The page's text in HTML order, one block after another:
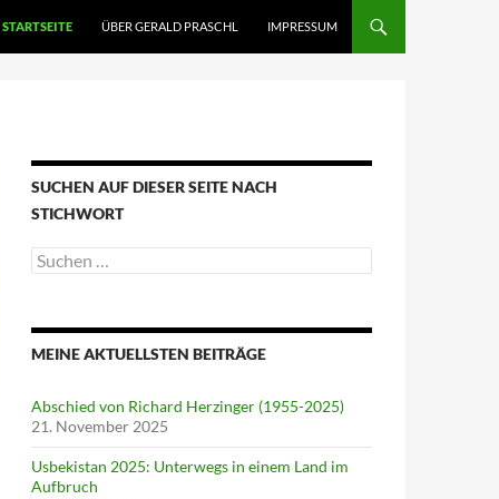
STARTSEITE ÜBER GERALD PRASCHL IMPRESSUM
SUCHEN AUF DIESER SEITE NACH
STICHWORT
Suche
nach:
MEINE AKTUELLSTEN BEITRÄGE
Abschied von Richard Herzinger (1955-2025)
21. November 2025
Usbekistan 2025: Unterwegs in einem Land im
Aufbruch